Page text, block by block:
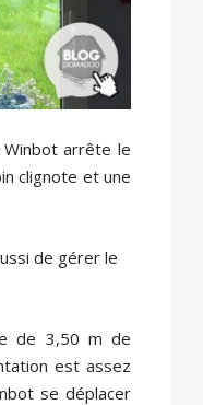
arrête le
clignote et une
de gérer le
de 3,50 m de
est assez
se déplacer